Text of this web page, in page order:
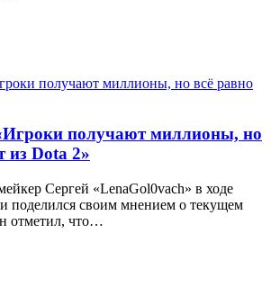
получают миллионы, но
из Dota 2»
Сергей «LenaGol0vach» в ходе
поделился своим мнением о текущем
отметил, что…